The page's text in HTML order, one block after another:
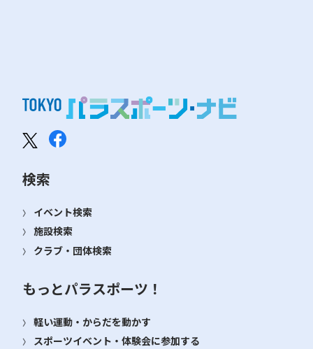
検索
イベント検索
施設検索
クラブ・団体検索
もっとパラスポーツ！
軽い運動・からだを動かす
スポーツイベント・体験会に参加する